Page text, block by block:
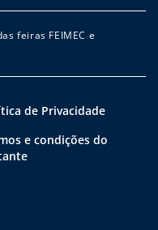
feiras FEIMEC e
de Privacidade
e condições do